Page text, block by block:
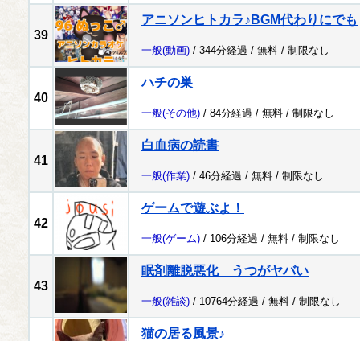
39
アニソンヒトカラ♪BGM代わりにでも
一般(動画) / 344分経過 / 無料 / 制限なし
40
ハチの巣
一般(その他) / 84分経過 / 無料 / 制限なし
41
白血病の読書
一般(作業) / 46分経過 / 無料 / 制限なし
42
ゲームで遊ぶよ！
一般(ゲーム) / 106分経過 / 無料 / 制限なし
43
眠剤離脱悪化 うつがヤバい
一般(雑談) / 10764分経過 / 無料 / 制限なし
猫の居る風景♪